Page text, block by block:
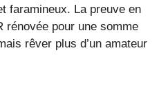
faramineux. La preuve en
pour une somme
rêver plus d’un amateur